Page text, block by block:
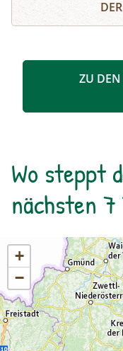
ZU
Wo steppt
nächsten 7
+
−